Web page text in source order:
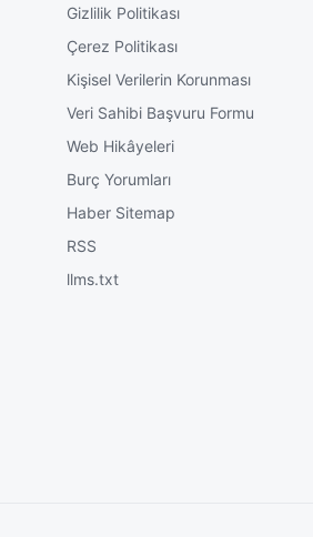
Gizlilik Politikası
Çerez Politikası
Kişisel Verilerin Korunması
Veri Sahibi Başvuru Formu
Web Hikâyeleri
Burç Yorumları
Haber Sitemap
RSS
llms.txt